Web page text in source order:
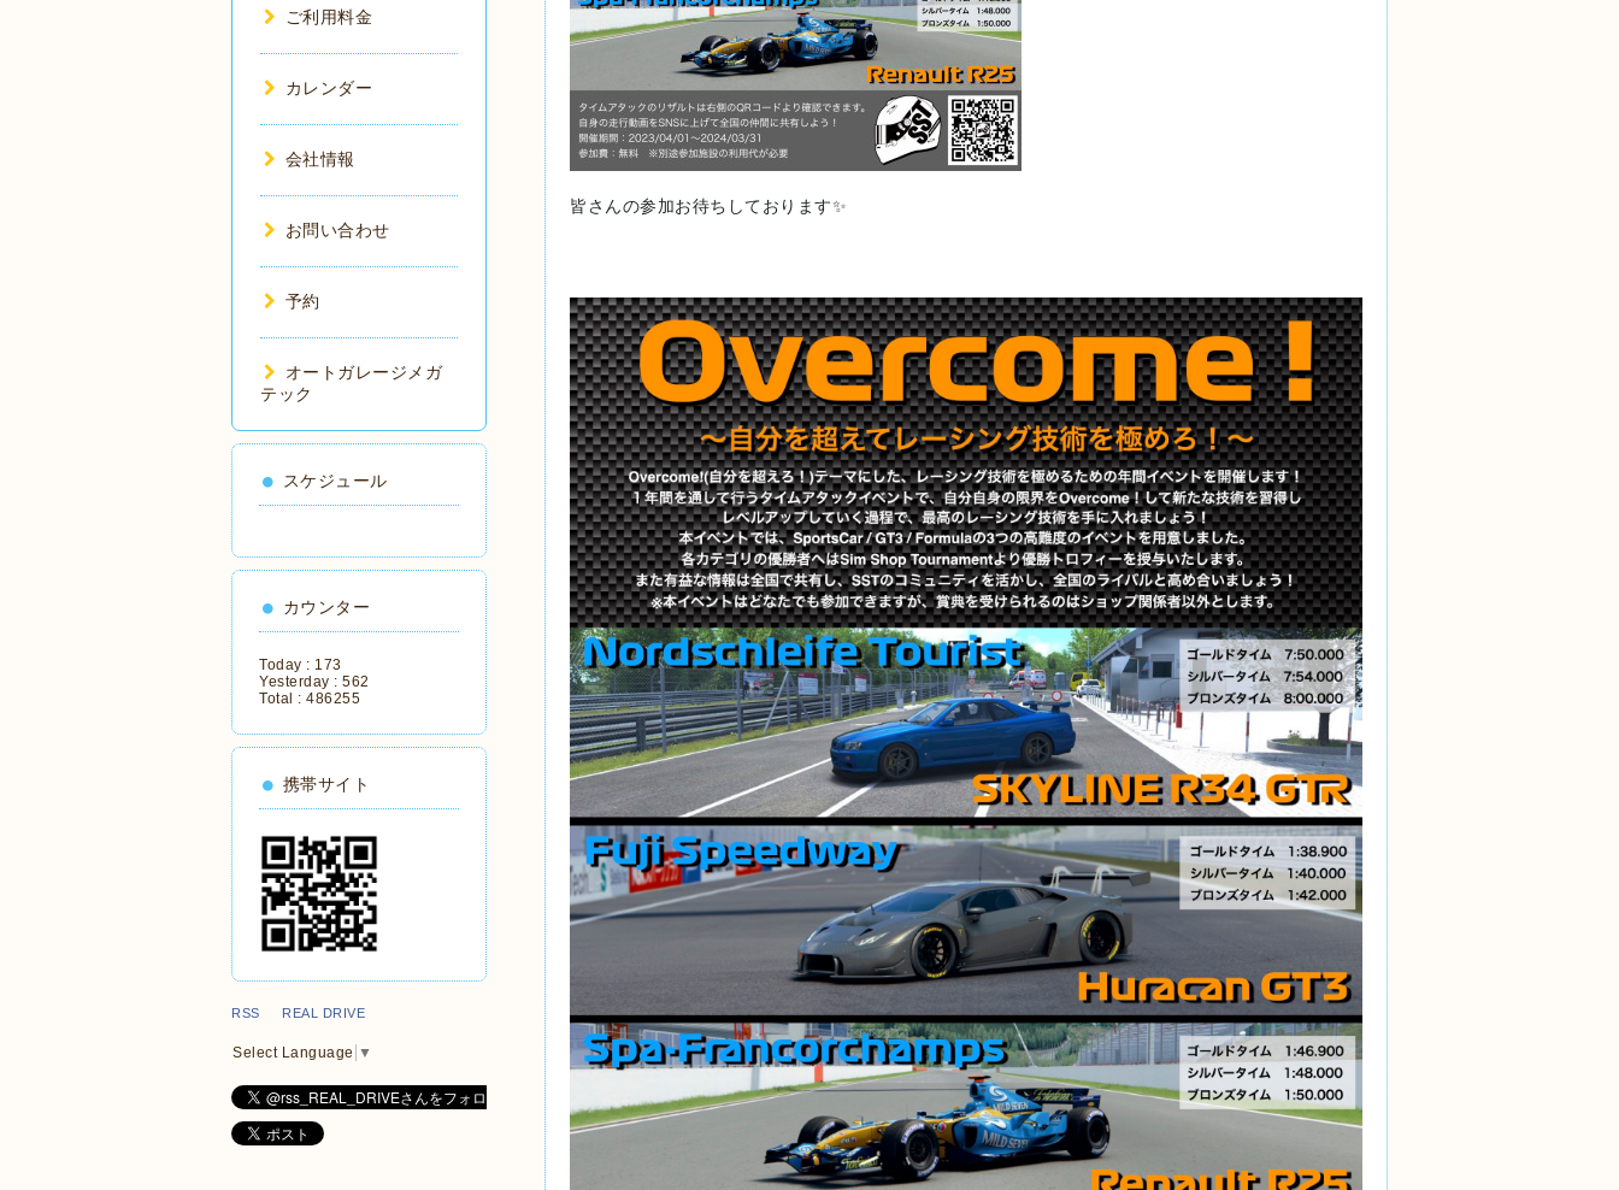
皆さんの参加お待ちしております✨
ご利用料金
カレンダー
会社情報
お問い合わせ
予約
オートガレージメガ
テック
スケジュール
カウンター
Today : 173
Yesterday : 562
Total : 486255
携帯サイト
RSS REAL DRIVE
Select Language ▼